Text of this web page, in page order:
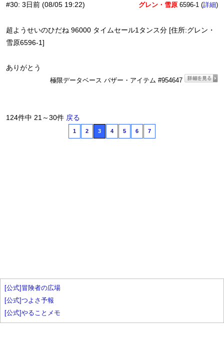
#30: 3日前 (08/05 19:22) グレン・雪原 6596-1 (詳細)
超ようせいのひだね 96000 タイムセール1タンス分 [住所:グレン・
雪原6596-1]
ありがとう
極限データベース バザー・アイテム #954647
124件中 21～30件 戻る
1 2 3 4 5 6 7
[公式]冒険者の広場
[公式]つよさ予報
[公式]やることメモ